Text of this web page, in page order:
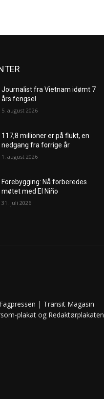
Journalist fra Vietnam idømt 7
års fengsel
5. august 2026
117,8 millioner er på flukt, en
nedgang fra forrige år
1. august 2026
Forebygging: Nå forberedes
møtet med El Niño
31. juli 2026
| Transit Magasin
plakat og Redaktørplakaten